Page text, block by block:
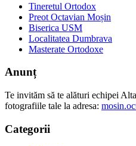
Tineretul Ortodox
Preot Octavian Moșin
Biserica USM
Localitatea Dumbrava
Masterate Ortodoxe
Anunț
Te invităm să te alături echipei
fotografiile tale la adresa:
Categorii